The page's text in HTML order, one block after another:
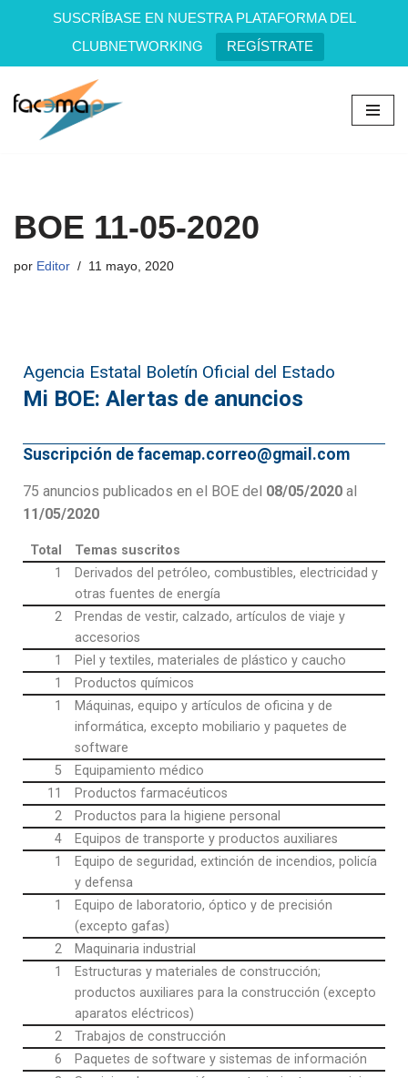
SUSCRÍBASE EN NUESTRA PLATAFORMA DEL
CLUBNETWORKING
REGÍSTRATE
Saltar
BOE 11-05-2020
por Editor 11 mayo, 2020
Agencia Estatal Boletín Oficial del Estado
Mi BOE: Alertas de anuncios
Suscripción de facemap.correo@gmail.com
75 anuncios publicados en el BOE del 08/05/2020 al
11/05/2020
Total
Temas suscritos
1
Derivados del petróleo, combustibles, electricidad y
otras fuentes de energía
2
Prendas de vestir, calzado, artículos de viaje y
accesorios
1
Piel y textiles, materiales de plástico y caucho
1
Productos químicos
1
Máquinas, equipo y artículos de oficina y de
informática, excepto mobiliario y paquetes de
software
5
Equipamiento médico
11
Productos farmacéuticos
2
Productos para la higiene personal
4
Equipos de transporte y productos auxiliares
1
Equipo de seguridad, extinción de incendios, policía
y defensa
1
Equipo de laboratorio, óptico y de precisión
(excepto gafas)
2
Maquinaria industrial
1
Estructuras y materiales de construcción;
productos auxiliares para la construcción (excepto
aparatos eléctricos)
2
Trabajos de construcción
6
Paquetes de software y sistemas de información